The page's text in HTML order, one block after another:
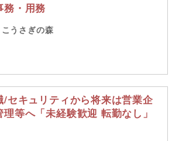
務・用務
うさぎの森
/セキュリティから将来は営業企
等へ「未経験歓迎 転勤なし」